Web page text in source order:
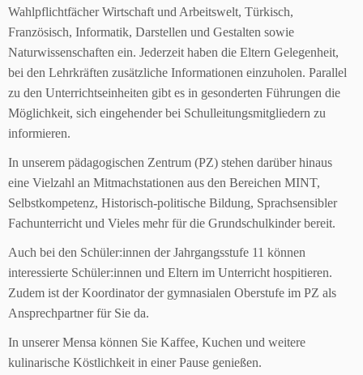
Wahlpflichtfächer Wirtschaft und Arbeitswelt, Türkisch,
Französisch, Informatik, Darstellen und Gestalten sowie
Naturwissenschaften ein. Jederzeit haben die Eltern Gelegenheit,
bei den Lehrkräften zusätzliche Informationen einzuholen. Parallel
zu den Unterrichtseinheiten gibt es in gesonderten Führungen die
Möglichkeit, sich eingehender bei Schulleitungsmitgliedern zu
informieren.
In unserem pädagogischen Zentrum (PZ) stehen darüber hinaus
eine Vielzahl an Mitmachstationen aus den Bereichen MINT,
Selbstkompetenz, Historisch-politische Bildung, Sprachsensibler
Fachunterricht und Vieles mehr für die Grundschulkinder bereit.
Auch bei den Schüler:innen der Jahrgangsstufe 11 können
interessierte Schüler:innen und Eltern im Unterricht hospitieren.
Zudem ist der Koordinator der gymnasialen Oberstufe im PZ als
Ansprechpartner für Sie da.
In unserer Mensa können Sie Kaffee, Kuchen und weitere
kulinarische Köstlichkeit in einer Pause genießen.